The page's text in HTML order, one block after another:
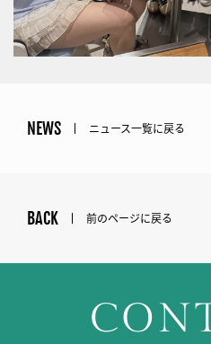
NEWS ニュース一覧に戻る
BACK 前のページに戻る